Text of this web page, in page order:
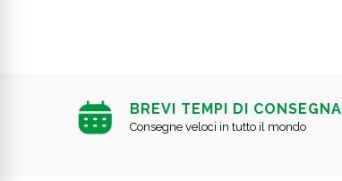
BREVI TEMPI DI CONSEGNA
Consegne veloci in tutto il mondo